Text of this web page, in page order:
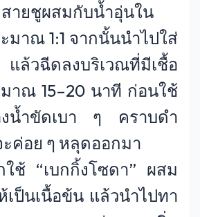
ายชูผสมกับน้ำอุ่นใน
มาณ 1:1 จากนั้นนำไปใส่
ล้วฉีดลงบริเวณที่มีเชื้อ
มาณ 15–20 นาที ก่อนใช้
งน้ำขัดเบา ๆ คราบดำ
ค่อย ๆ หลุดออกมา
ใช้ “เบกกิ้งโซดา” ผสม
เป็นเนื้อข้น แล้วนำไปทา